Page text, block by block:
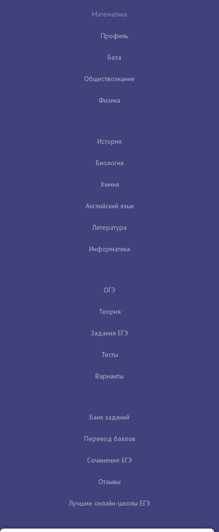
Математика
Профиль
База
Обществознание
Физика
История
Биология
Химия
Английский язык
Литература
Информатика
ОГЭ
Теория
Задания ЕГЭ
Тесты
Варианты
Банк заданий
Перевод баллов
Сочинение ЕГЭ
Отзывы
Лучшие онлайн-школы ЕГЭ